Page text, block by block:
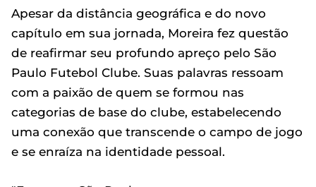
Apesar da distância geográfica e do novo
capítulo em sua jornada, Moreira fez questão
de reafirmar seu profundo apreço pelo São
Paulo Futebol Clube. Suas palavras ressoam
com a paixão de quem se formou nas
categorias de base do clube, estabelecendo
uma conexão que transcende o campo de jogo
e se enraíza na identidade pessoal.